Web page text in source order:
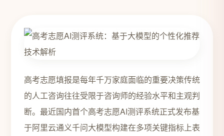
高考志愿填报是每年千万家庭面临的重要决策传统
的人工咨询往往受限于咨询师的经验水平和主观判
断。最近国内首个高考志愿AI测评系统正式发布基
于阿里云通义千问大模型构建在多项关键指标上表